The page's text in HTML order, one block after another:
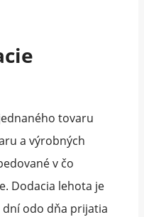
tovaru
a výrobných
v čo
Dodacia lehota je
odo dňa prijatia